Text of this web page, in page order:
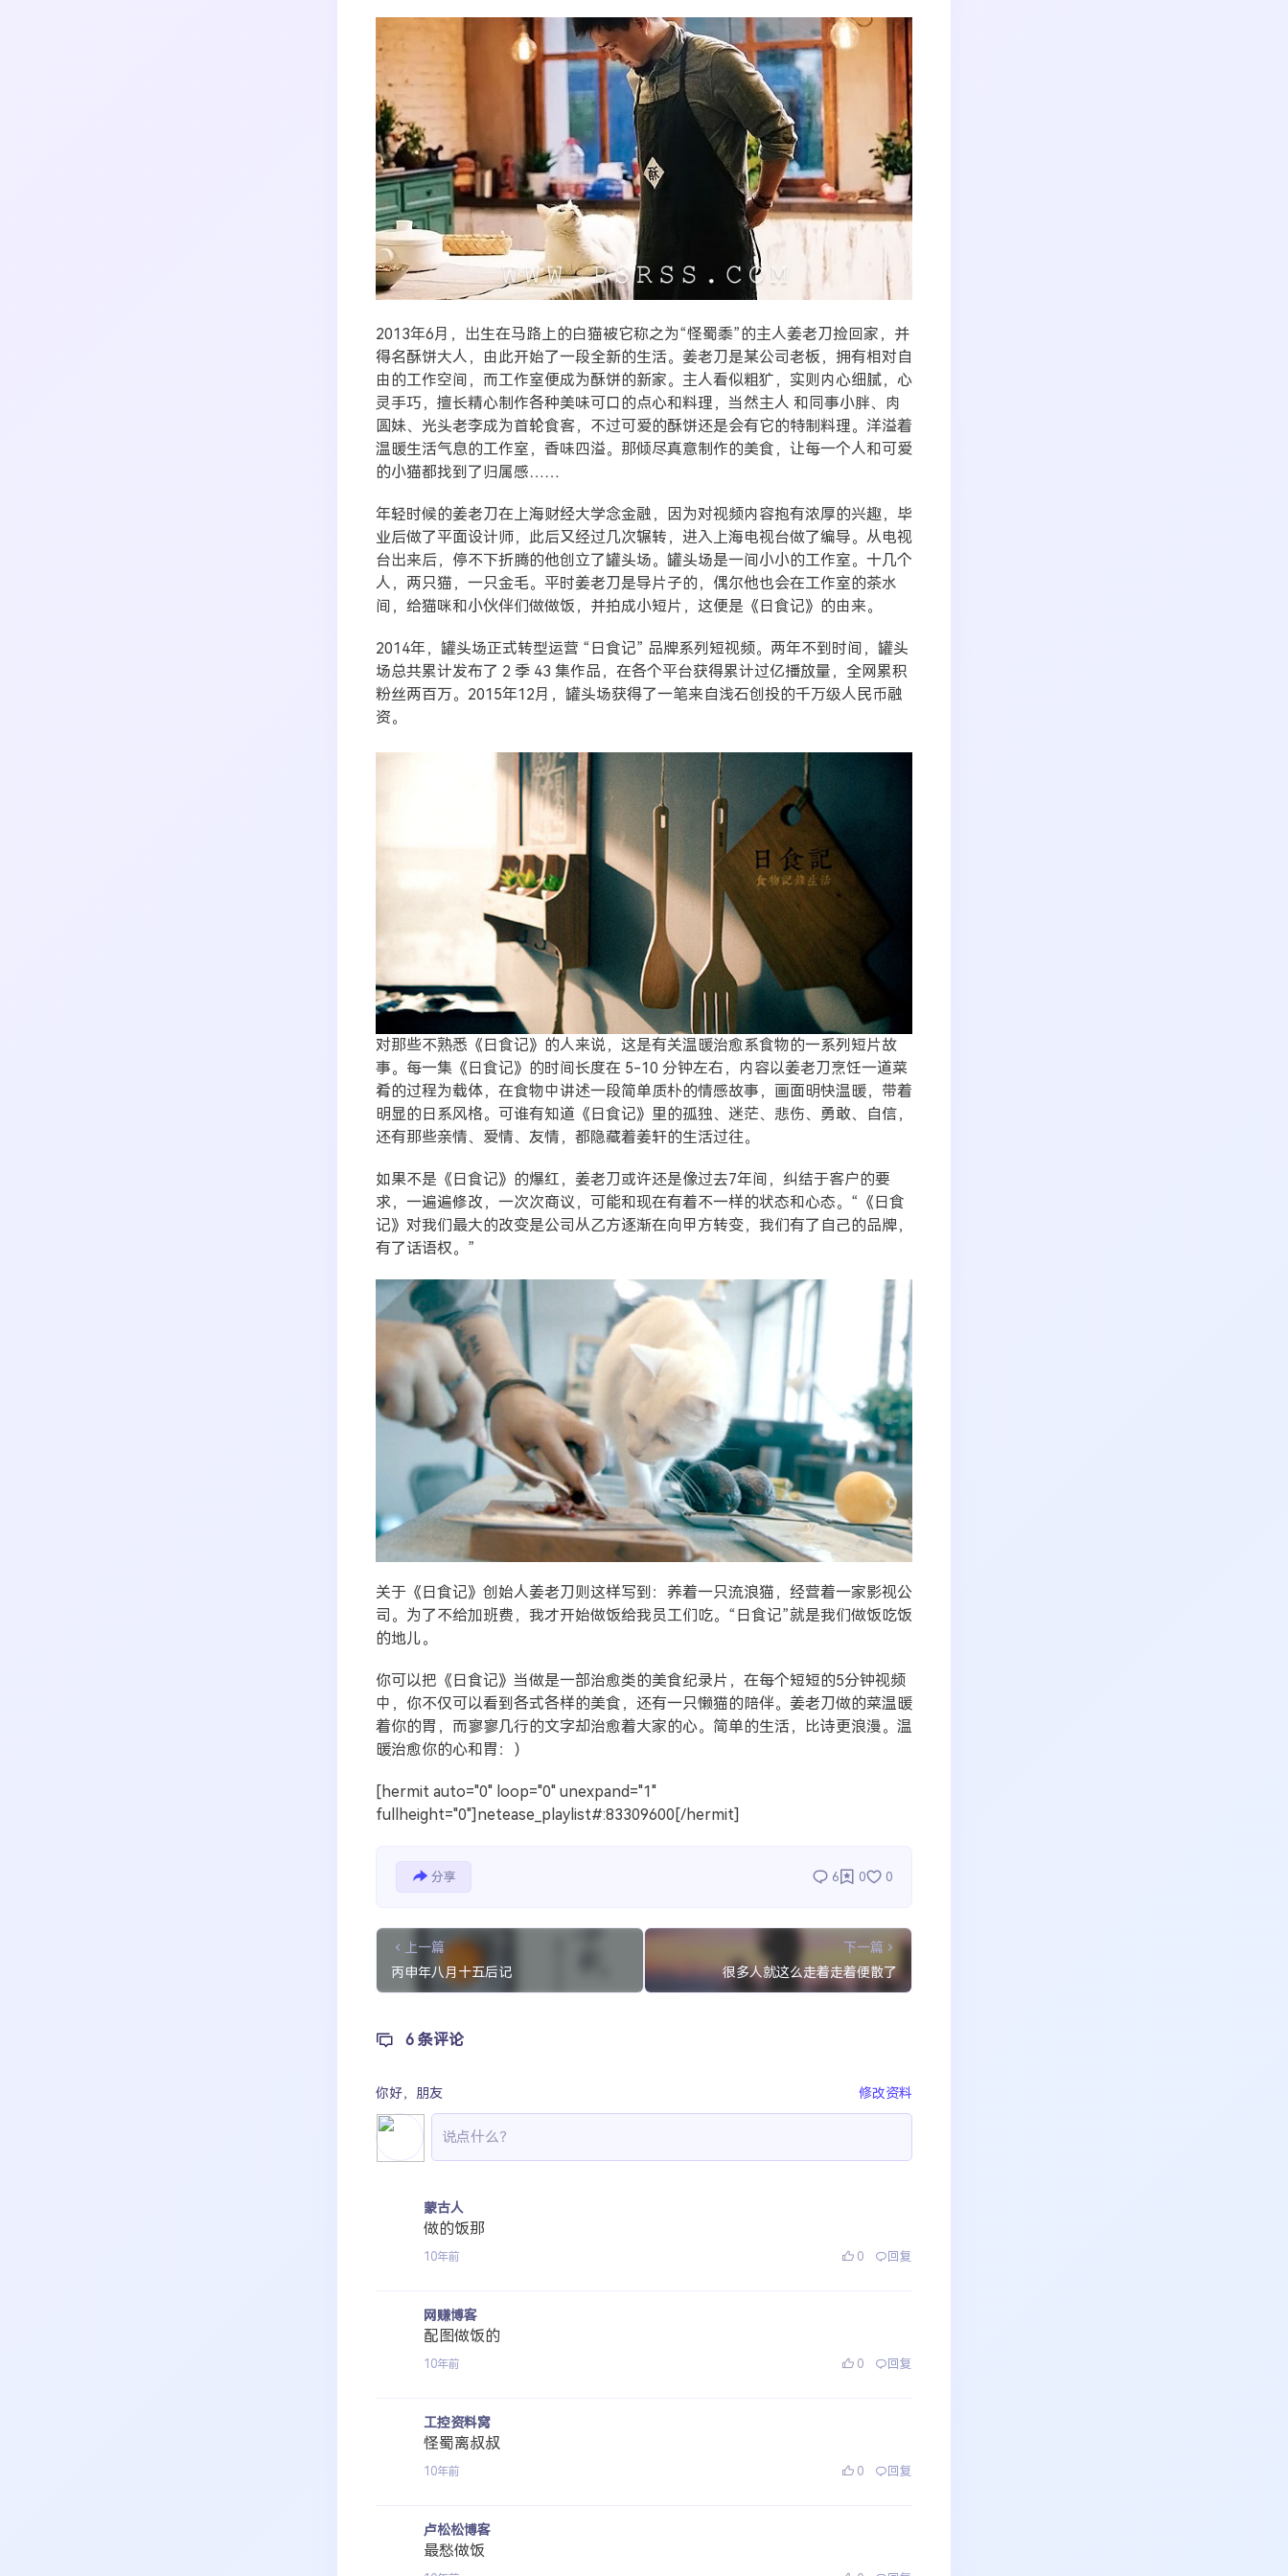
2013年6月，出生在马路上的白猫被它称之为“怪蜀黍”的主人姜老刀捡回家，并
得名酥饼大人，由此开始了一段全新的生活。姜老刀是某公司老板，拥有相对自
由的工作空间，而工作室便成为酥饼的新家。主人看似粗犷，实则内心细腻，心
灵手巧，擅长精心制作各种美味可口的点心和料理，当然主人 和同事小胖、肉
圆妹、光头老李成为首轮食客，不过可爱的酥饼还是会有它的特制料理。洋溢着
温暖生活气息的工作室，香味四溢。那倾尽真意制作的美食，让每一个人和可爱
的小猫都找到了归属感……
年轻时候的姜老刀在上海财经大学念金融，因为对视频内容抱有浓厚的兴趣，毕
业后做了平面设计师，此后又经过几次辗转，进入上海电视台做了编导。从电视
台出来后，停不下折腾的他创立了罐头场。罐头场是一间小小的工作室。十几个
人，两只猫，一只金毛。平时姜老刀是导片子的，偶尔他也会在工作室的茶水
间，给猫咪和小伙伴们做做饭，并拍成小短片，这便是《日食记》的由来。
2014年，罐头场正式转型运营 “日食记” 品牌系列短视频。两年不到时间，罐头
场总共累计发布了 2 季 43 集作品，在各个平台获得累计过亿播放量，全网累积
粉丝两百万。2015年12月，罐头场获得了一笔来自浅石创投的千万级人民币融
资。
对那些不熟悉《日食记》的人来说，这是有关温暖治愈系食物的一系列短片故
事。每一集《日食记》的时间长度在 5-10 分钟左右，内容以姜老刀烹饪一道菜
肴的过程为载体，在食物中讲述一段简单质朴的情感故事，画面明快温暖，带着
明显的日系风格。可谁有知道《日食记》里的孤独、迷茫、悲伤、勇敢、自信，
还有那些亲情、爱情、友情，都隐藏着姜轩的生活过往。
如果不是《日食记》的爆红，姜老刀或许还是像过去7年间，纠结于客户的要
求，一遍遍修改，一次次商议，可能和现在有着不一样的状态和心态。“《日食
记》对我们最大的改变是公司从乙方逐渐在向甲方转变，我们有了自己的品牌，
有了话语权。”
关于《日食记》创始人姜老刀则这样写到：养着一只流浪猫，经营着一家影视公
司。为了不给加班费，我才开始做饭给我员工们吃。“日食记”就是我们做饭吃饭
的地儿。
你可以把《日食记》当做是一部治愈类的美食纪录片，在每个短短的5分钟视频
中，你不仅可以看到各式各样的美食，还有一只懒猫的陪伴。姜老刀做的菜温暖
着你的胃，而寥寥几行的文字却治愈着大家的心。简单的生活，比诗更浪漫。温
暖治愈你的心和胃：）
[hermit auto="0" loop="0" unexpand="1"
fullheight="0"]netease_playlist#:83309600[/hermit]
分享 6 0 0
上一篇
丙申年八月十五后记
下一篇
很多人就这么走着走着便散了
6 条评论
你好， 朋友 修改资料
蒙古人
做的饭那
10年前 0 回复
网赚博客
配图做饭的
10年前 0 回复
工控资料窝
怪蜀离叔叔
10年前 0 回复
卢松松博客
最愁做饭